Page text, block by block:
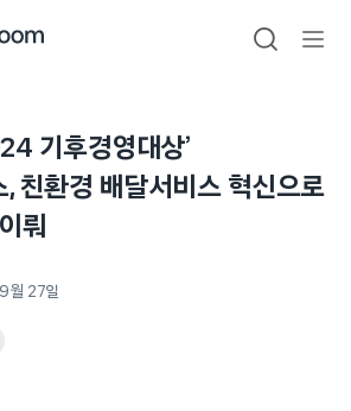
검색
기후경영대상’
친환경 배달서비스 혁신으로
뤄
월 27일